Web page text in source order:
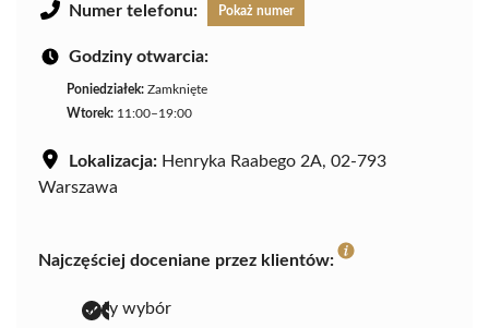
Numer telefonu: Pokaż numer
Godziny otwarcia:
Poniedziałek: Zamknięte
Wtorek: 11:00–19:00
Lokalizacja: Henryka Raabego 2A, 02-793
Warszawa
Najczęściej doceniane przez klientów:
duży wybór